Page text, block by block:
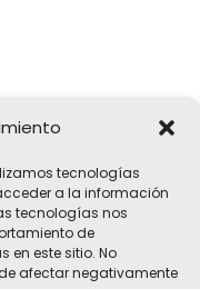
tecnologías
a la información
tecnologías nos
de
este sitio. No
afectar negativamente
Girona